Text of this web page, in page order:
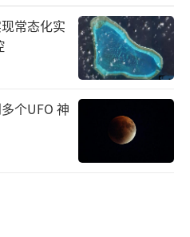
惯于将两岸议题政治
来获取支持。但越来越
已越来越脱离民众需
显示，尽管面临各种
持韧性。郑丽文强调
这种韧性转化为可持续
常态化实
个UFO 神